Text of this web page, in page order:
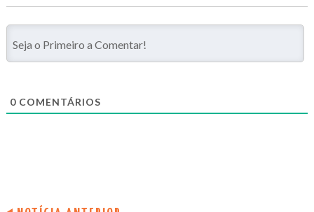
0 COMENTÁRIOS